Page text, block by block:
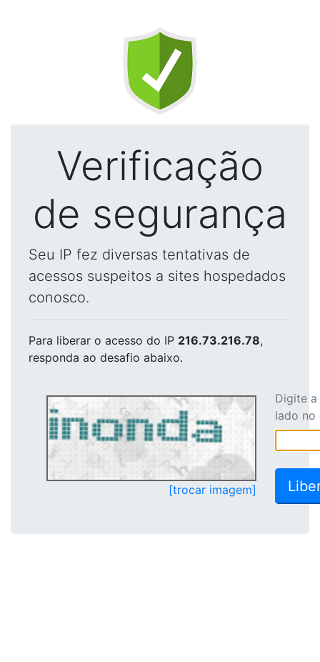
Verificação
de segurança
Seu IP fez diversas tentativas de
acessos suspeitos a sites hospedados
conosco.
Para liberar o acesso do IP 216.73.216.78,
responda ao desafio abaixo.
[trocar imagem]
Digite
lado no